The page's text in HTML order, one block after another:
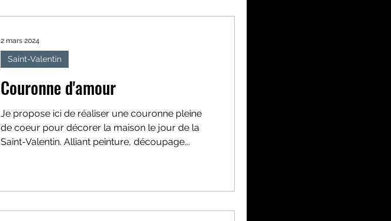
Couronne d'amour
Je propose ici de réaliser une couronne pleine
de coeur pour décorer la maison le jour de la
Saint-Valentin. Alliant peinture, découpage...
Saint-Valentin
2 mars 2024